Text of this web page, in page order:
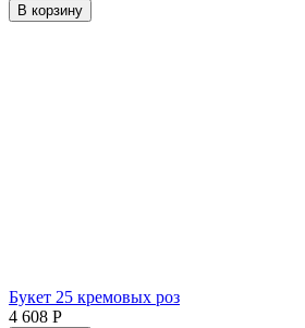
В корзину
Букет 25 кремовых роз
4 608 Р